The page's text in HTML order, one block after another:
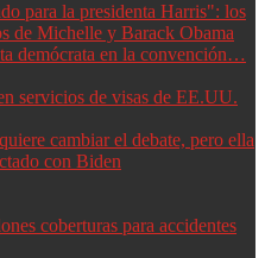
para la presidenta Harris": los
de Michelle y Barack Obama
demócrata en la convención…
servicios de visas de EE.UU.
cambiar el debate, pero ella
con Biden
coberturas para accidentes